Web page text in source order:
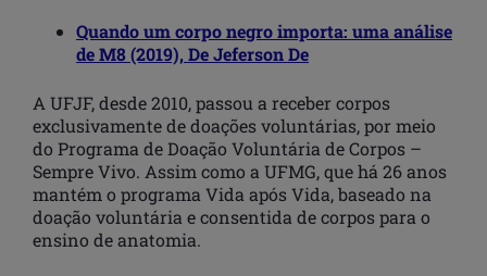
Quando um corpo negro importa: uma análise
de M8 (2019), De Jeferson De
A UFJF, desde 2010, passou a receber corpos
exclusivamente de doações voluntárias, por meio
do Programa de Doação Voluntária de Corpos –
Sempre Vivo. Assim como a UFMG, que há 26 anos
mantém o programa Vida após Vida, baseado na
doação voluntária e consentida de corpos para o
ensino de anatomia.